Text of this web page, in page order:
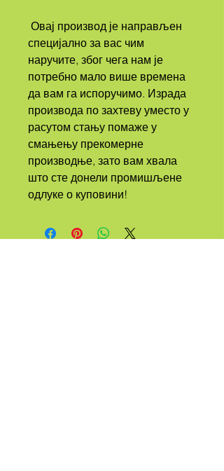
специјално за вас чим
наручите, због чега нам је
потребно мало више времена
да вам га испоручимо. Израда
производа по захтеву уместо у
расутом стању помаже у
смањењу прекомерне
производње, зато вам хвала
што сте донели промишљене
одлуке о куповини!